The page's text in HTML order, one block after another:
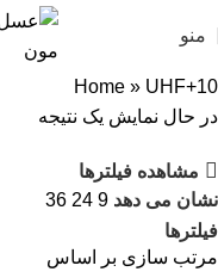
منو
Home » UHF+10
در حال نمایش یک نتیجه
مشاهده فیلترها
نشان می دهد 9
24
36
فیلترها
مرتب سازی بر اساس